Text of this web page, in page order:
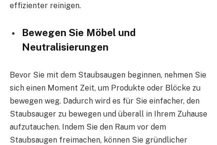
effizienter reinigen.
Bewegen Sie Möbel und
Neutralisierungen
Bevor Sie mit dem Staubsaugen beginnen, nehmen Sie
sich einen Moment Zeit, um Produkte oder Blöcke zu
bewegen weg. Dadurch wird es für Sie einfacher, den
Staubsauger zu bewegen und überall in Ihrem Zuhause
aufzutauchen. Indem Sie den Raum vor dem
Staubsaugen freimachen, können Sie gründlicher